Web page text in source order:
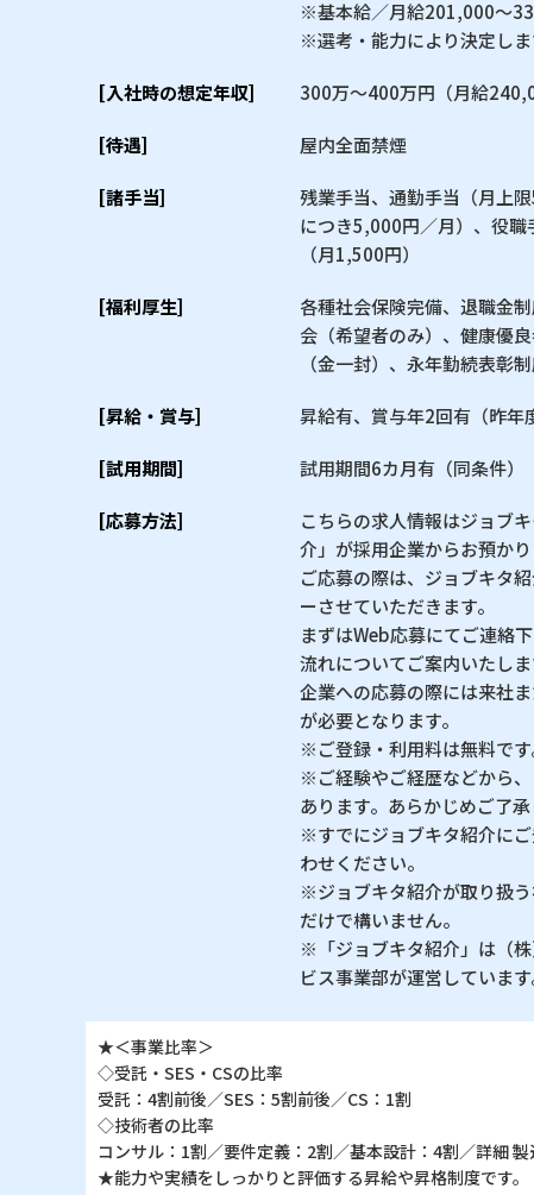
※基本給／月給201,000〜
※選考・能力により決定し
[入社時の想定年収] 300万〜400万円（月給
[待遇] 屋内全面禁煙
[諸手当]
残業手当、通勤手当（月上
につき5,000円／月）、役
（月1,500円）
[福利厚生]
各種社会保険完備、退職金
会（希望者のみ）、健康優
（金一封）、永年勤続表彰
[昇給・賞与] 昇給有、賞与年2回有（昨年
[試用期間] 試用期間6カ月有（同条件）
[応募方法]
こちらの求人情報はジョブ
介」が採用企業からお預かり
ご応募の際は、ジョブキタ
ーさせていただきます。
まずはWeb応募にてご連絡
流れについてご案内いたしま
企業への応募の際には来社
が必要となります。
※ご登録・利用料は無料です
※ご経験やご経歴などから
あります。あらかじめご了承
※すでにジョブキタ紹介に
わせください。
※ジョブキタ紹介が取り扱
だけで構いません。
※「ジョブキタ紹介」は（
ビス事業部が運営しています
★＜事業比率＞
◇受託・SES・CSの比率
受託：4割前後／SES：5割前後／CS：1割
◇技術者の比率
コンサル：1割／要件定義：2割／基本設計：4割／詳細 製
★能力や実績をしっかりと評価する昇給や昇格制度です。